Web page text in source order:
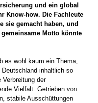
und ein global
Know-how. Die Fachleute
sie gemacht haben, und
Motto könnte
es wohl kaum ein Thema,
inhaltlich so
Verbreitung der
Vielfalt. Getrieben von
stabile Ausschüttungen